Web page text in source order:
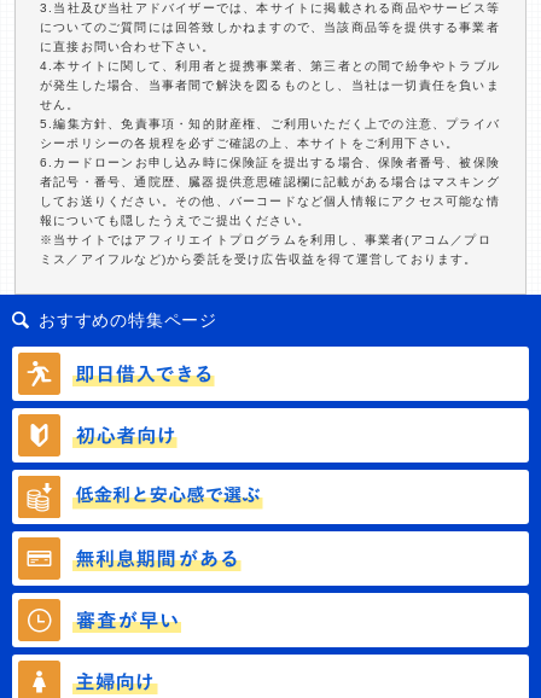
3.当社及び当社アドバイザーでは、本サイトに掲載される商品やサービス等
についてのご質問には回答致しかねますので、当該商品等を提供する事業者
に直接お問い合わせ下さい。
4.本サイトに関して、利用者と提携事業者、第三者との間で紛争やトラブル
が発生した場合、当事者間で解決を図るものとし、当社は一切責任を負いま
せん。
5.編集方針、免責事項・知的財産権、ご利用いただく上での注意、プライバ
シーポリシーの各規程を必ずご確認の上、本サイトをご利用下さい。
6.カードローンお申し込み時に保険証を提出する場合、保険者番号、被保険
者記号・番号、通院歴、臓器提供意思確認欄に記載がある場合はマスキング
してお送りください。その他、バーコードなど個人情報にアクセス可能な情
報についても隠したうえでご提出ください。
※当サイトではアフィリエイトプログラムを利用し、事業者(アコム／プロ
ミス／アイフルなど)から委託を受け広告収益を得て運営しております。
おすすめの特集ページ